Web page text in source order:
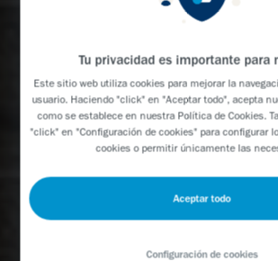
Tu privacidad es importante para
Este sitio web utiliza cookies para mejorar la
usuario. Haciendo "click" en "Aceptar todo", acepta
como se establece en nuestra Política de Cookies.
"click" en "Configuración de cookies" para configurar
cookies o permitir únicamente las
Aceptar todo
Configuración de cookies